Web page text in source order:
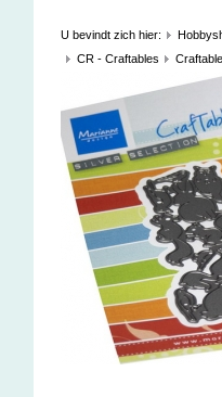
U bevindt zich hier:
CR - Craftables